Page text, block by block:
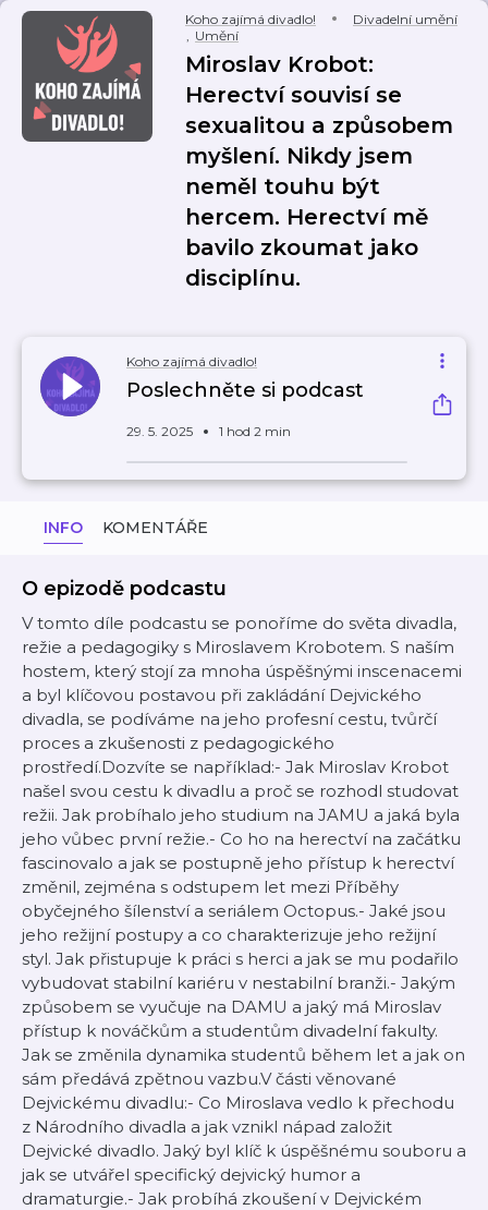
Koho zajímá divadlo!
Divadelní umění
, Umění
Miroslav Krobot:
Herectví souvisí se
sexualitou a způsobem
myšlení. Nikdy jsem
neměl touhu být
hercem. Herectví mě
bavilo zkoumat jako
disciplínu.
Koho zajímá divadlo!
Poslechněte si podcast
29. 5. 2025 1 hod 2 min
INFO KOMENTÁŘE
O epizodě podcastu
V tomto díle podcastu se ponoříme do světa divadla,
režie a pedagogiky s Miroslavem Krobotem. S naším
hostem, který stojí za mnoha úspěšnými inscenacemi
a byl klíčovou postavou při zakládání Dejvického
divadla, se podíváme na jeho profesní cestu, tvůrčí
proces a zkušenosti z pedagogického
prostředí.Dozvíte se například:- Jak Miroslav Krobot
našel svou cestu k divadlu a proč se rozhodl studovat
režii. Jak probíhalo jeho studium na JAMU a jaká byla
jeho vůbec první režie.- Co ho na herectví na začátku
fascinovalo a jak se postupně jeho přístup k herectví
změnil, zejména s odstupem let mezi Příběhy
obyčejného šílenství a seriálem Octopus.- Jaké jsou
jeho režijní postupy a co charakterizuje jeho režijní
styl. Jak přistupuje k práci s herci a jak se mu podařilo
vybudovat stabilní kariéru v nestabilní branži.- Jakým
způsobem se vyučuje na DAMU a jaký má Miroslav
přístup k nováčkům a studentům divadelní fakulty.
Jak se změnila dynamika studentů během let a jak on
sám předává zpětnou vazbu.V části věnované
Dejvickému divadlu:- Co Miroslava vedlo k přechodu
z Národního divadla a jak vznikl nápad založit
Dejvické divadlo. Jaký byl klíč k úspěšnému souboru a
jak se utvářel specifický dejvický humor a
dramaturgie.- Jak probíhá zkoušení v Dejvickém